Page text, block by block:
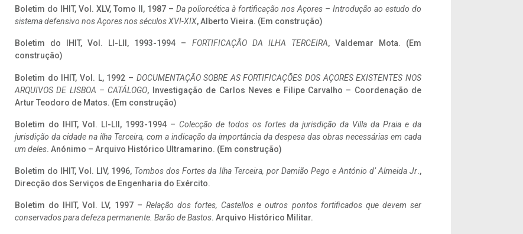
Boletim do IHIT, Vol. XLV, Tomo II, 1987 – Da poliorcética à fortificação nos Açores – Introdução ao estudo do
sistema defensivo nos Açores nos séculos XVI-XIX, Alberto Vieira. (Em construção)
Boletim do IHIT, Vol. LI-LII, 1993-1994 – FORTIFICAÇÃO DA ILHA TERCEIRA, Valdemar Mota. (Em
construção)
Boletim do IHIT, Vol. L, 1992 – DOCUMENTAÇÃO SOBRE AS FORTIFICAÇÕES DOS AÇORES EXISTENTES NOS
ARQUIVOS DE LISBOA – CATÁLOGO, Investigação de Carlos Neves e Filipe Carvalho – Coordenação de
Artur Teodoro de Matos. (Em construção)
Boletim do IHIT, Vol. LI-LII, 1993-1994 – Colecção de todos os fortes da jurisdição da Villa da Praia e da
jurisdição da cidade na ilha Terceira, com a indicação da importância da despesa das obras necessárias em cada
um deles. Anónimo – Arquivo Histórico Ultramarino. (Em construção)
Boletim do IHIT, Vol. LIV, 1996, Tombos dos Fortes da Ilha Terceira, por Damião Pego e António d’ Almeida Jr.,
Direcção dos Serviços de Engenharia do Exército.
Boletim do IHIT, Vol. LV, 1997 – Relação dos fortes, Castellos e outros pontos fortificados que devem ser
conservados para defeza permanente. Barão de Bastos. Arquivo Histórico Militar.